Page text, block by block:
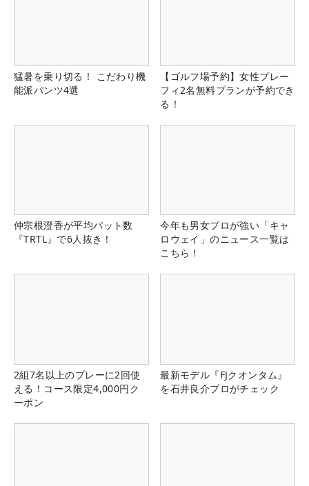
猛暑を乗り切る！ こだわり機
能派パンツ4選
【ゴルフ場予約】女性プレー
フィ2名無料プランが予約でき
る！
仲宗根澄香が平均パット数
『TRTL』で6人抜き！
今年も男女プロが強い「キャ
ロウェイ」のニュース一覧は
こちら！
2組7名以上のプレーに2回使
える！コース限定4,000円ク
ーポン
最新モデル『FJクオンタム』
を石井良介プロがチェック